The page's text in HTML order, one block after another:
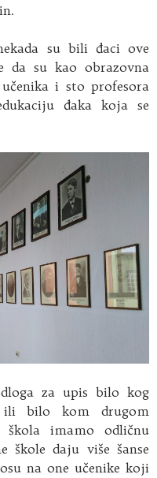
su bili đaci ove
da su kao obrazovna
i sto profesora
đaka koja se
za upis bilo kog
ili bilo kom drugom
imamo odličnu
škole daju više šanse
na one učenike koji